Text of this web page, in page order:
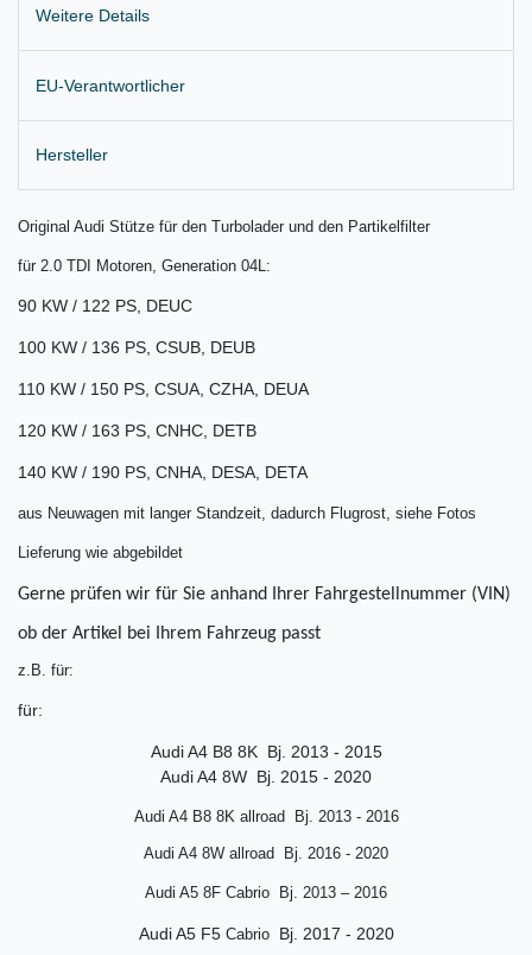
Weitere Details
EU-Verantwortlicher
Hersteller
Original Audi Stütze für den Turbolader und den Partikelfilter
für 2.0 TDI Motoren, Generation 04L:
90 KW / 122 PS, DEUC
100 KW / 136 PS, CSUB, DEUB
110 KW / 150 PS, CSUA, CZHA, DEUA
120 KW / 163 PS, CNHC, DETB
140 KW / 190 PS, CNHA, DESA, DETA
aus Neuwagen mit langer Standzeit, dadurch Flugrost, siehe Fotos
Lieferung wie abgebildet
Gerne prüfen wir für Sie anhand Ihrer Fahrgestellnummer (VIN)
ob der Artikel bei Ihrem Fahrzeug passt
z.B. für:
für:
Audi A4 B8 8K Bj. 2013 - 2015
Audi A4 8W Bj. 2015 - 2020
Audi A4 B8 8K allroad Bj. 2013 - 2016
Audi A4 8W allroad Bj. 2016 - 2020
Audi A5 8F Cabrio Bj. 2013 – 2016
Audi A5 F5 Cabrio Bj. 2017 - 2020